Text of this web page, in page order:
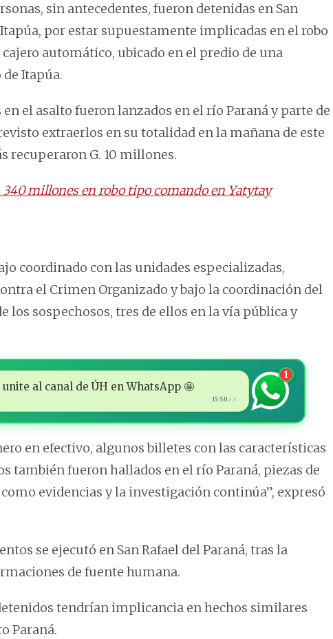
sin antecedentes, fueron detenidas en San
por estar supuestamente implicadas en el robo
automático, ubicado en el predio de una
Itapúa.
el asalto fueron lanzados en el río Paraná y parte de
extraerlos en su totalidad en la mañana de este
recuperaron G. 10 millones.
340 millones en robo tipo comando en Yatytay
coordinado con las unidades especializadas,
el Crimen Organizado y bajo la coordinación del
sospechosos, tres de ellos en la vía pública y
al canal de ÚH en WhatsApp 🤩
15:50 ✓✓
1
en efectivo, algunos billetes con las características
también fueron hallados en el río Paraná, piezas de
evidencias y la investigación continúa”, expresó
se ejecutó en San Rafael del Paraná, tras la
de fuente humana.
tendrían implicancia en hechos similares
Paraná.